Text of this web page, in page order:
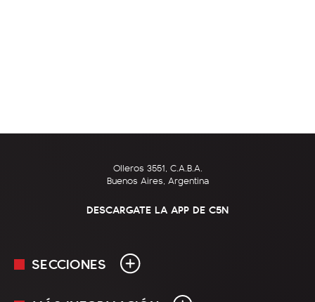
Olleros 3551, C.A.B.A.
Buenos Aires, Argentina
DESCARGATE LA APP DE C5N
SECCIONES